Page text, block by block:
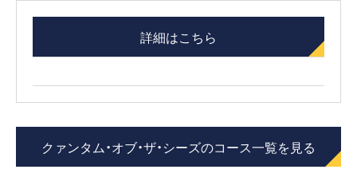
詳細はこちら
クァンタム・オブ・ザ・シーズのコース一覧を見る